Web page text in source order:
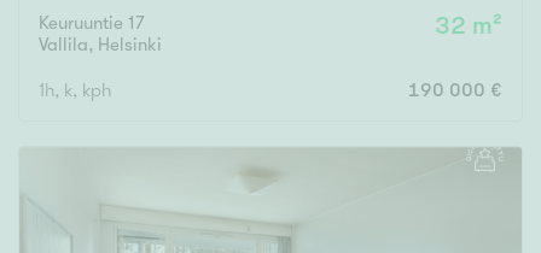
Keuruuntie 17
Vallila, Helsinki
32 m²
1h, k, kph 190 000 €